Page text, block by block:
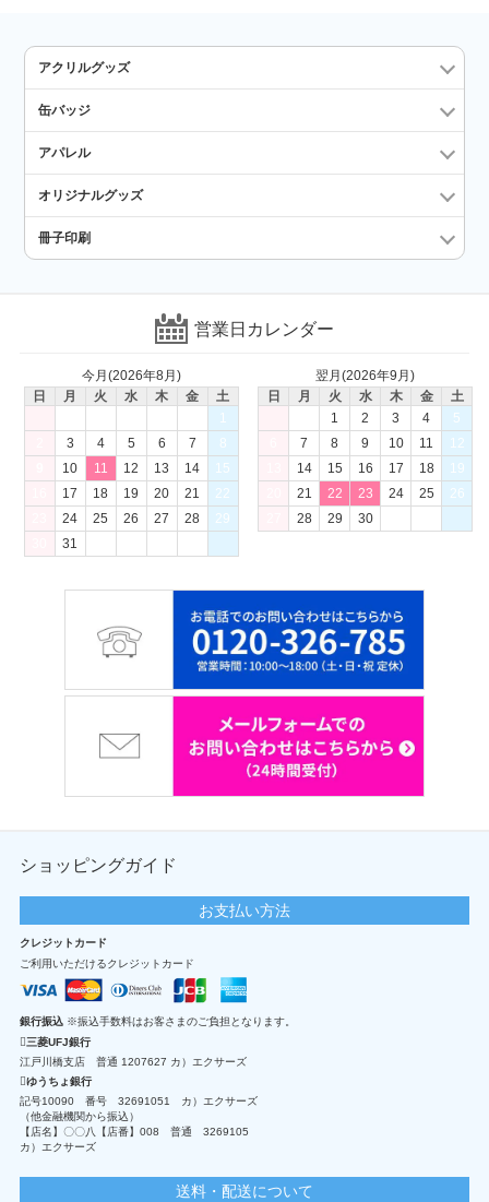
アクリルグッズ
缶バッジ
アパレル
オリジナルグッズ
冊子印刷
営業日カレンダー
今月(2026年8月)
日
月 火 水 木 金
土
1
3 4 5 6 7
8
10 11 12 13 14
15
17 18 19 20 21
22
24 25 26 27 28
29
31
翌月(2026年9月)
日
月 火 水 木 金
土
1
2 3 4
5
7 8 9 10 11
12
14 15 16 17 18
19
21 22 23 24 25
26
28 29 30
ショッピングガイド
お支払い方法
クレジットカード
ご利用いただけるクレジットカード
銀行振込 ※振込手数料はお客さまのご負担となります。
三菱UFJ銀行
江戸川橋支店 普通 1207627 カ）エクサーズ
ゆうちょ銀行
記号10090 番号 32691051 カ）エクサーズ
（他金融機関から振込）
【店名】〇〇八【店番】008 普通 3269105
カ）エクサーズ
送料・配送について